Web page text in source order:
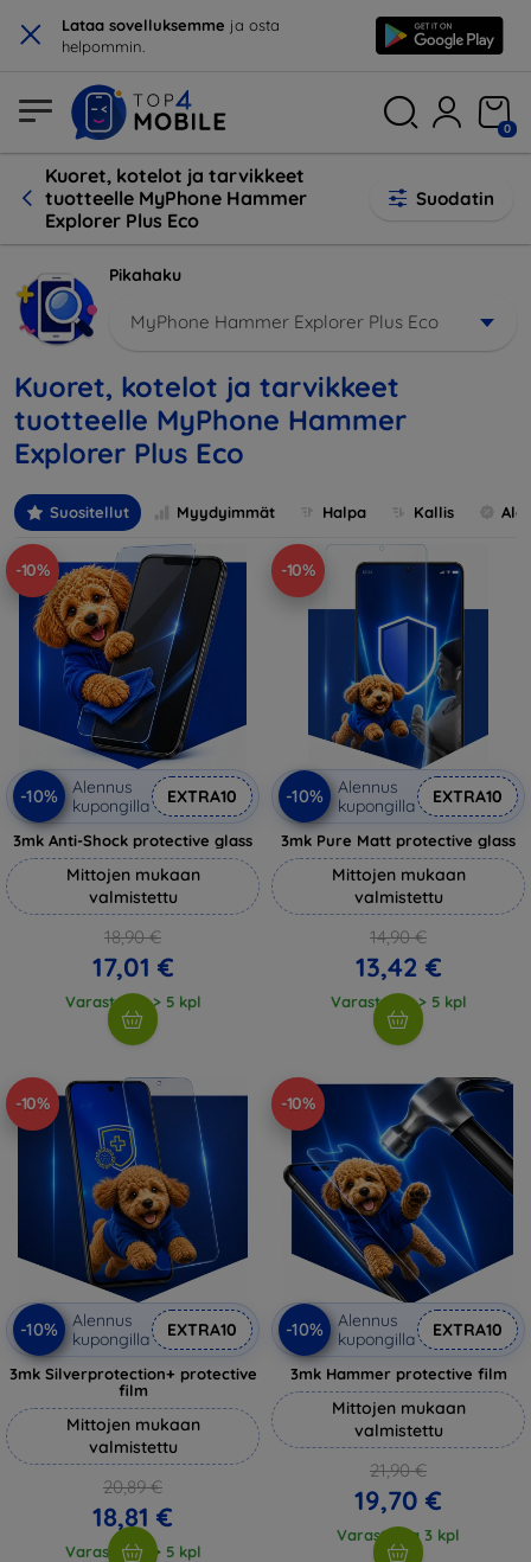
× Lataa sovelluksemme ja osta
helpommin.
0
Kuoret, kotelot ja tarvikkeet
tuotteelle MyPhone Hammer
Explorer Plus Eco
Suodatin
Pikahaku
MyPhone Hammer Explorer Plus Eco
Kuoret, kotelot ja tarvikkeet
tuotteelle MyPhone Hammer
Explorer Plus Eco
Suositellut Myydyimmät Halpa Kallis
-10%
-10%
Alennus
kupongilla
EXTRA10
3mk Anti-Shock protective glass
Mittojen mukaan
valmistettu
18,90 €
17,01 €
Varastossa > 5 kpl
-10%
-10%
Alennus
kupongilla
EXTRA10
3mk Pure Matt protective glass
Mittojen mukaan
valmistettu
14,90 €
13,42 €
Varastossa > 5 kpl
-10%
-10%
Alennus
kupongilla
EXTRA10
3mk Silverprotection+ protective
film
Mittojen mukaan
valmistettu
20,89 €
18,81 €
Varastossa > 5 kpl
-10%
-10%
Alennus
kupongilla
EXTRA10
3mk Hammer protective film
Mittojen mukaan
valmistettu
21,90 €
19,70 €
Varastossa 3 kpl